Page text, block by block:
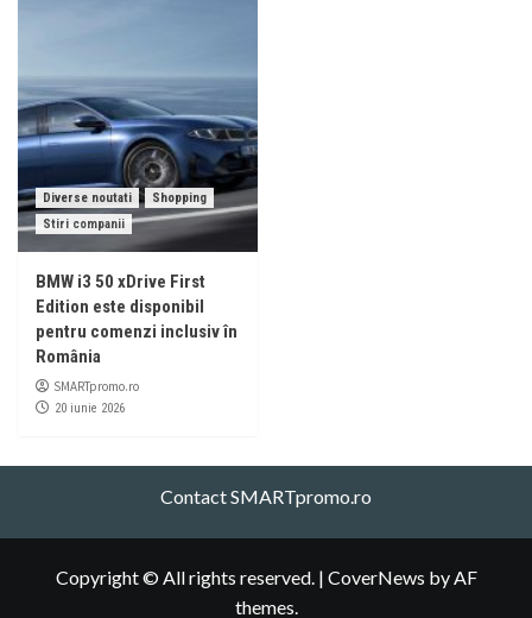
Diverse noutati
Shopping
Stiri companii
BMW i3 50 xDrive First
Edition este disponibil
pentru comenzi inclusiv în
România
SMARTpromo.ro
20 iunie 2026
Contact SMARTpromo.ro
Copyright © All rights reserved. | CoverNews by AF
themes.